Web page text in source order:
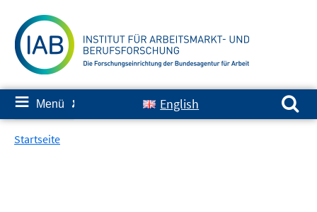
zum
Inhalt
≡ Menü ✘ English
Suchen nach:
Startseite